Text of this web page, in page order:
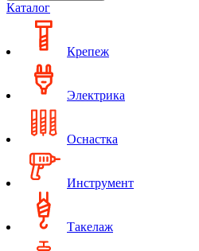
Каталог
Крепеж
Электрика
Оснастка
Инструмент
Такелаж